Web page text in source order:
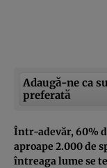
Adaugă-ne ca
preferată
Într-adevăr, 60%
aproape 2.000 de
întreaga lume se